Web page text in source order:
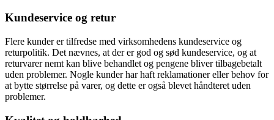
Kundeservice og retur
Flere kunder er tilfredse med virksomhedens kundeservice og
returpolitik. Det nævnes, at der er god og sød kundeservice, og at
returvarer nemt kan blive behandlet og pengene bliver tilbagebetalt
uden problemer. Nogle kunder har haft reklamationer eller behov for
at bytte størrelse på varer, og dette er også blevet håndteret uden
problemer.